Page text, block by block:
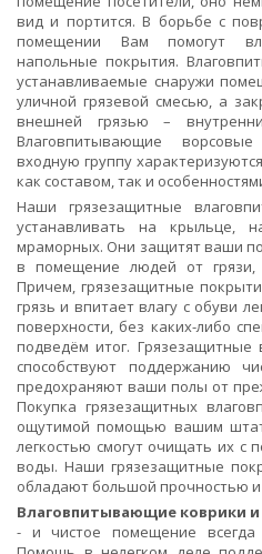
вид и портится. В борьбе с
помещении Вам помогут
напольные покрытия.
устанавливаемые снаружи
уличной грязевой смесью, а
внешней грязью –
Влаговпитывающие
входную группу
как составом, так и
Наши грязезащитные
устанавливать на крыльце,
мраморных. Они защитят ваши
в помещение людей от грязи,
Причем, грязезащитные
грязь и впитает влагу с обуви
поверхности, без каких-либо
подведём итог.
способствуют поддержанию
предохраняют ваши полы от
Покупка грязезащитных
ощутимой помощью вашим
легкостью смогут очищать их с
воды. Наши грязезащитные
обладают большой прочностью
Влаговпитывающие коврики
- и чистое помещение всегда